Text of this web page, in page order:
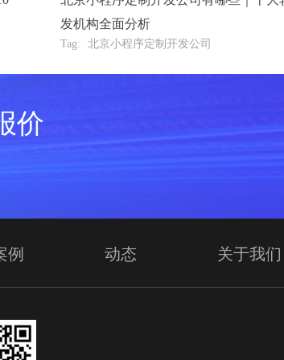
发机构全面分析
Tag: 北京小程序定制开发公司
价
例 动态 关于我们